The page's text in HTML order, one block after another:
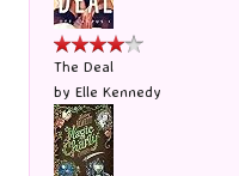
The Deal
by Elle Kennedy